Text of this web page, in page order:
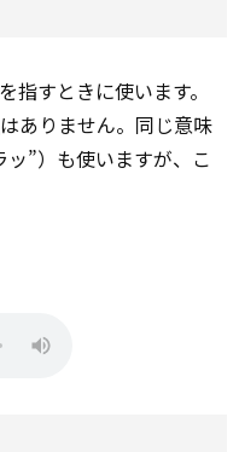
指すときに使います。
はありません。同じ意味
”）も使いますが、こ